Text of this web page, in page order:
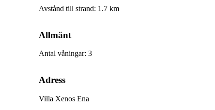
Avstånd till strand: 1.7 km
Allmänt
Antal våningar: 3
Adress
Villa Xenos Ena